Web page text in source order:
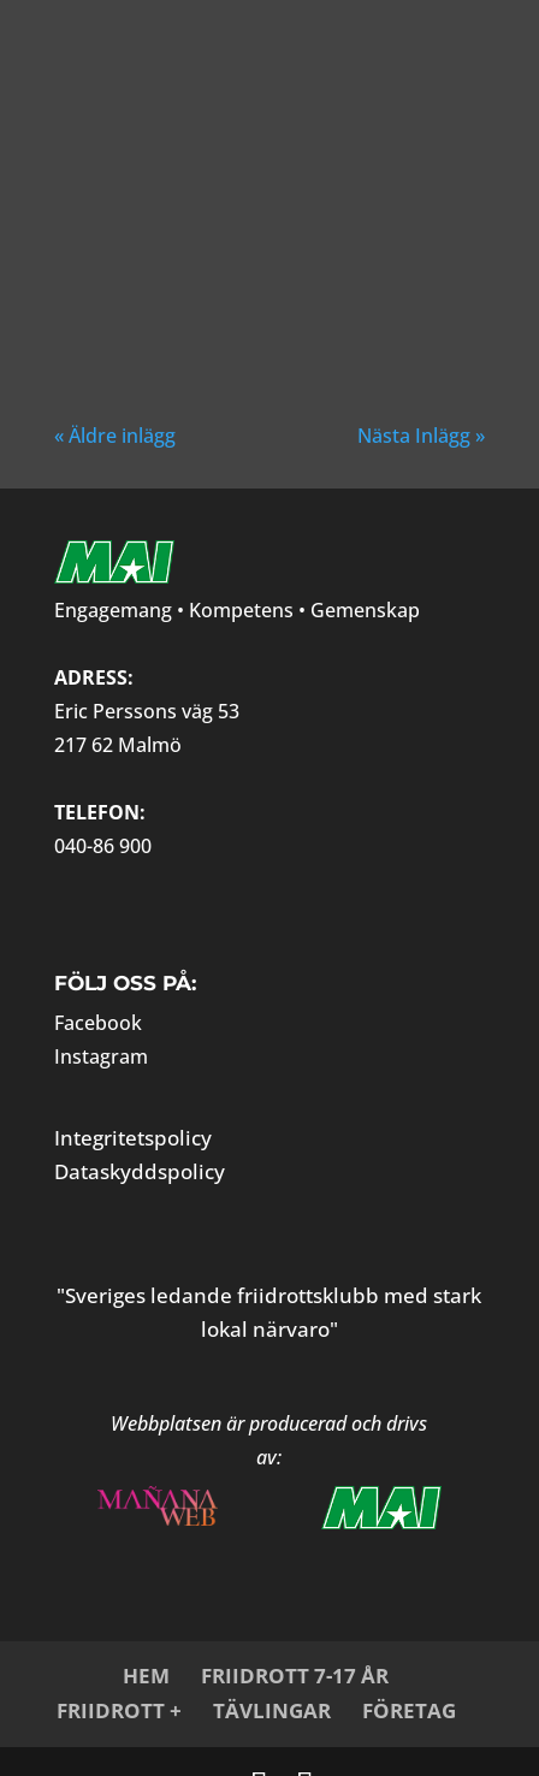
« Äldre inlägg Nästa Inlägg »
Engagemang • Kompetens • Gemenskap
ADRESS:
Eric Perssons väg 53
217 62 Malmö
TELEFON:
040-86 900
FÖLJ OSS PÅ:
Facebook
Instagram
Integritetspolicy
Dataskyddspolicy
"Sveriges ledande friidrottsklubb med stark
lokal närvaro"
Webbplatsen är producerad och drivs
av:
HEM
FRIIDROTT 7-17 ÅR
FRIIDROTT +
TÄVLINGAR FÖRETAG